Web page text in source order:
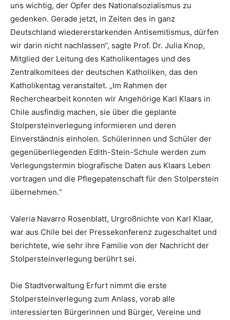
uns wichtig, der Opfer des Nationalsozialismus zu
gedenken. Gerade jetzt, in Zeiten des in ganz
Deutschland wiedererstarkenden Antisemitismus, dürfen
wir darin nicht nachlassen“, sagte Prof. Dr. Julia Knop,
Mitglied der Leitung des Katholikentages und des
Zentralkomitees der deutschen Katholiken, das den
Katholikentag veranstaltet. „Im Rahmen der
Recherchearbeit konnten wir Angehörige Karl Klaars in
Chile ausfindig machen, sie über die geplante
Stolpersteinverlegung informieren und deren
Einverständnis einholen. Schülerinnen und Schüler der
gegenüberliegenden Edith-Stein-Schule werden zum
Verlegungstermin biografische Daten aus Klaars Leben
vortragen und die Pflegepatenschaft für den Stolperstein
übernehmen.“
Valeria Navarro Rosenblatt, Urgroßnichte von Karl Klaar,
war aus Chile bei der Pressekonferenz zugeschaltet und
berichtete, wie sehr ihre Familie von der Nachricht der
Stolpersteinverlegung berührt sei.
Die Stadtverwaltung Erfurt nimmt die erste
Stolpersteinverlegung zum Anlass, vorab alle
interessierten Bürgerinnen und Bürger, Vereine und